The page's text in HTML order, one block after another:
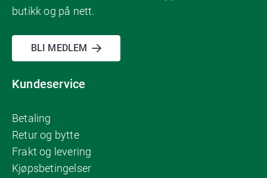
butikk og på nett.
BLI MEDLEM
Kundeservice
Betaling
Retur og bytte
Frakt og levering
Kjøpsbetingelser